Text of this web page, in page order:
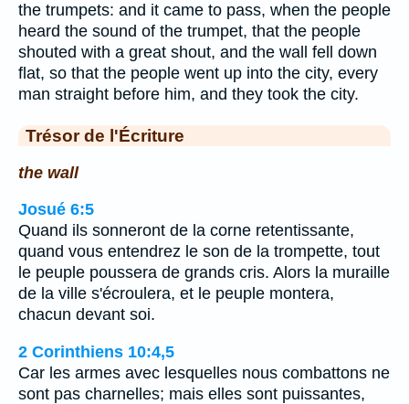
the trumpets: and it came to pass, when the people
heard the sound of the trumpet, that the people
shouted with a great shout, and the wall fell down
flat, so that the people went up into the city, every
man straight before him, and they took the city.
Trésor de l'Écriture
the wall
Josué 6:5
Quand ils sonneront de la corne retentissante,
quand vous entendrez le son de la trompette, tout
le peuple poussera de grands cris. Alors la muraille
de la ville s'écroulera, et le peuple montera,
chacun devant soi.
2 Corinthiens 10:4,5
Car les armes avec lesquelles nous combattons ne
sont pas charnelles; mais elles sont puissantes,